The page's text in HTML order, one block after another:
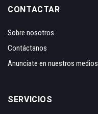
CONTACTAR
Sobre nosotros
Contáctanos
Anunciate en nuestros medios
SERVICIOS